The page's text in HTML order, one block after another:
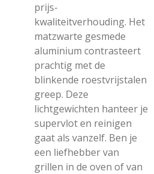
prijs-
kwaliteitverhouding. Het
matzwarte gesmede
aluminium contrasteert
prachtig met de
blinkende roestvrijstalen
greep. Deze
lichtgewichten hanteer je
supervlot en reinigen
gaat als vanzelf. Ben je
een liefhebber van
grillen in de oven of van